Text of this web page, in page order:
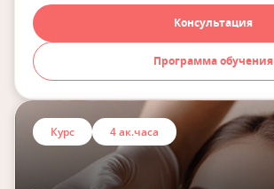
Консультация
Программа обучения
Курс 4 ак.часа